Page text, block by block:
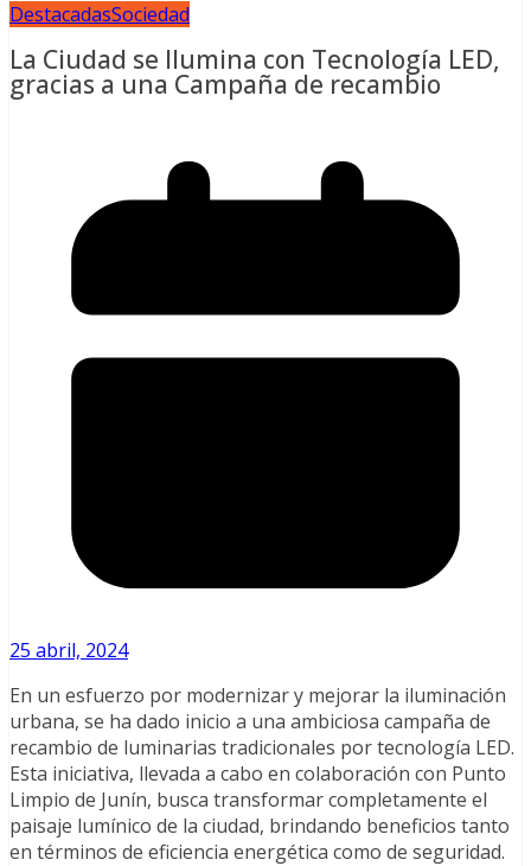
DestacadasSociedad
La Ciudad se Ilumina con Tecnología LED,
gracias a una Campaña de recambio
25 abril, 2024
En un esfuerzo por modernizar y mejorar la iluminación
urbana, se ha dado inicio a una ambiciosa campaña de
recambio de luminarias tradicionales por tecnología LED.
Esta iniciativa, llevada a cabo en colaboración con Punto
Limpio de Junín, busca transformar completamente el
paisaje lumínico de la ciudad, brindando beneficios tanto
en términos de eficiencia energética como de seguridad.